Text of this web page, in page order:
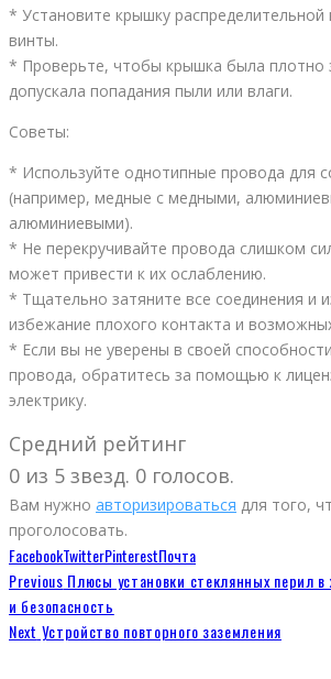
* Установите крышку распределительной
винты.
* Проверьте, чтобы крышка была плотно
допускала попадания пыли или влаги.
Советы:
* Используйте однотипные провода для
(например, медные с медными,
алюминиевыми).
* Не перекручивайте провода слишком
может привести к их ослаблению.
* Тщательно затяните все соединения и
избежание плохого контакта и
* Если вы не уверены в своей
провода, обратитесь за помощью к
электрику.
Средний рейтинг
0 из 5 звезд. 0 голосов.
Вам нужно авторизироваться для того,
проголосовать.
FacebookTwitterPinterestПочта
Previous Плюсы установки стеклянных перил
и безопасность
Next Устройство повторного заземления